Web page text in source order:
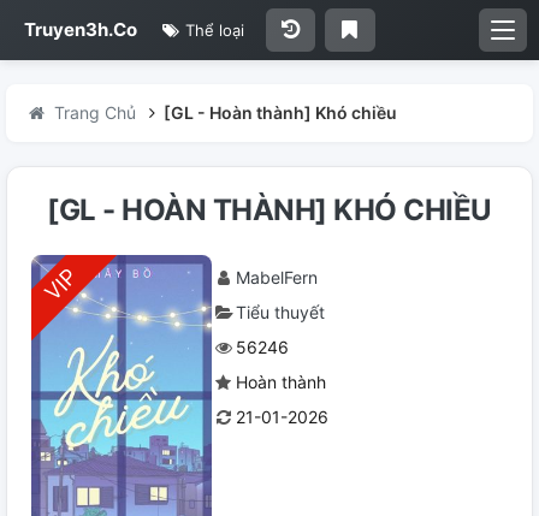
Truyen3h.Co Thể loại
Trang Chủ [GL - Hoàn thành] Khó chiều
[GL - HOÀN THÀNH] KHÓ CHIỀU
MabelFern
Tiểu thuyết
56246
Hoàn thành
21-01-2026